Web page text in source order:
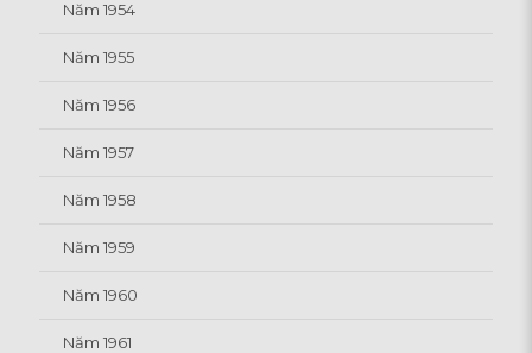
Năm 1954
Năm 1955
Năm 1956
Năm 1957
Năm 1958
Năm 1959
Năm 1960
Năm 1961